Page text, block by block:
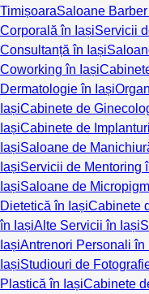
TimișoaraSaloane
Corporală în IașiServicii
Consultanță în Iași
Coworking în Iași
Dermatologie în Iași
IașiCabinete de
IașiCabinete de
IașiSaloane de
IașiServicii de Mentoring
IașiSaloane de
Dietetică în IașiCabinete
în IașiAlte Servicii în Iași
IașiAntrenori Personali în
IașiStudiouri de
Plastică în IașiCabinete